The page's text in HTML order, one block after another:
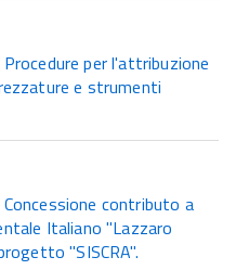
per l'attribuzione
e strumenti
contributo a
Italiano "Lazzaro
"SISCRA".